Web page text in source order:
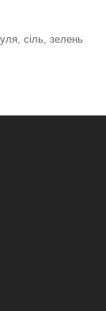
сіль, зелень